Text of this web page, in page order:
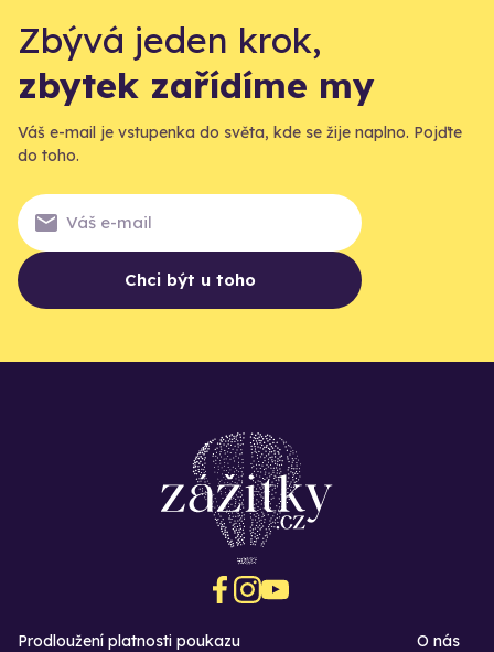
Zbývá jeden krok,
zbytek zařídíme my
Váš e-mail je vstupenka do světa, kde se žije naplno. Pojďte
do toho.
Chci být u toho
Prodloužení platnosti poukazu
O nás